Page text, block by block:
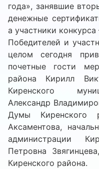
года», занявшие
денежные
а участники
Победителей и
целом сегодня
почетные гости
района Кирилл
Киренского
Александр
Думы Киренского
Аксаментова,
администрации
Петровна
Киренского района.